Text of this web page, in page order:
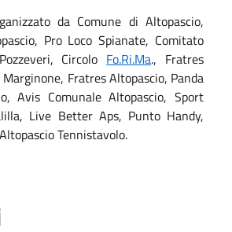
da Comune di Altopascio,
Pro Loco Spianate, Comitato
Circolo Fo.Ri.Ma., Fratres
Fratres Altopascio, Panda
Avis Comunale Altopascio, Sport
Live Better Aps, Punto Handy,
Tennistavolo.